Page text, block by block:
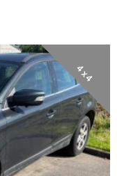
4 x 4